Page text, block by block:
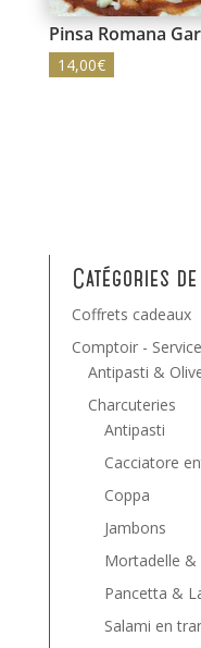
Pinsa Romana
14,00€
Catégories
Coffrets cadeaux
Comptoir -
Antipasti &
Charcuteries
Antipasti
Cacciatore
Coppa
Jambons
Mortadelle &
Pancetta &
Salami en